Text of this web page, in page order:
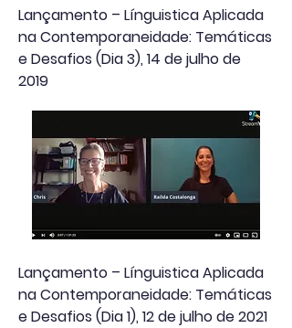
Lançamento – Línguistica Aplicada
na Contemporaneidade: Temáticas
e Desafios (Dia 3), 14 de julho de
2019
Lançamento – Línguistica Aplicada
na Contemporaneidade: Temáticas
e Desafios (Dia 1), 12 de julho de 2021